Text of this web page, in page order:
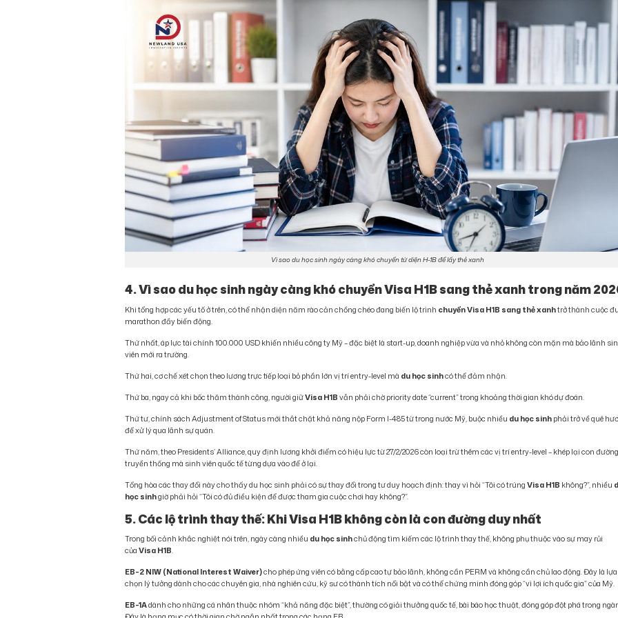
Vì sao du học sinh ngày càng khó chuyển từ diện H-1B để lấy thẻ xanh
4. Vì sao du học sinh ngày càng khó chuyển Visa H1B sang thẻ xanh trong năm
Khi tổng hợp các yếu tố ở trên, có thể nhận diện năm rào cản chồng chéo đang biến lộ trình chuyển Visa H1B sang thẻ xanhtrở thành cuộc
marathon đầy biến động.
Thứ nhất, áp lực tài chính 100.000 USD khiến nhiều công ty Mỹ – đặc biệt là start-up, doanh nghiệp vừa và nhỏ không còn mặn mà bảo lãnh
viên mới ra trường.
Thứ hai, cơ chế xét chọn theo lương trực tiếp loại bỏ phần lớn vị trí entry-level mà du học sinhcó thể đảm nhận.
Thứ ba, ngay cả khi bốc thăm thành công, người giữVisa H1B vẫn phải chờ priority date “current” trong khoảng thời gian khó dự đoán.
Thứ tư, chính sách Adjustment of Status mới thắt chặt khả năng nộp Form I-485 từ trong nước Mỹ, buộc nhiều du học sinh phải trở về quê
để xử lý qua lãnh sự quán.
Thứ năm, theo Presidents’ Alliance, quy định lương khởi điểm có hiệu lực từ 27/2/2026 còn loại trừ thêm các vị trí entry-level – khép lại con
truyền thống mà sinh viên quốc tế từng dựa vào để ở lại.
Tổng hòa các thay đổi này cho thấy du học sinh phải có sự thay đổi trong tư duy hoạch định: thay vì hỏi “Tôi có trúngVisa H1B không?”, nhiều
học sinhgiờ phải hỏi “Tôi có đủ điều kiện để được tham gia cuộc chơi hay không?”.
5. Các lộ trình thay thế: Khi Visa H1B không còn là con đường duy nhất
Trong bối cảnh khắc nghiệt nói trên, ngày càng nhiều du học sinhchủ động tìm kiếm các lộ trình thay thế, không phụ thuộc vào sự may rủi
củaVisa H1B.
EB-2 NIW (National Interest Waiver)cho phép ứng viên có bằng cấp cao tự bảo lãnh, không cần PERM và không cần chủ lao động. Đây là lựa
chọn lý tưởng dành cho các chuyên gia, nhà nghiên cứu, kỹ sư có thành tích nổi bật và có thể chứng minh đóng góp “vì lợi ích quốc gia” của Mỹ.
EB-1Adành cho những cá nhân thuộc nhóm “khả năng đặc biệt”, thường có giải thưởng quốc tế, bài báo học thuật, đóng góp đột phá trong